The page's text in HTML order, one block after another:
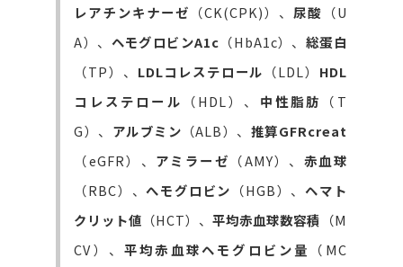
レアチンキナーゼ （CK(CPK)）、尿酸 （U
A）、 ヘモグロビンA1c （HbA1c）、 総蛋白
（TP）、 LDLコレステロール （LDL） HDL
コレステロール
（HDL）、 中性脂肪
（T
G）、 アルブミン （ALB）、 推算GFRcreat
（eGFR）、 アミラーゼ （AMY）、 赤血球
（RBC）、へモグロビン （HGB）、ヘマト
クリット値 （HCT）、平均赤血球数容積 （M
CV）、平均赤血球ヘモグロビン量
（MC